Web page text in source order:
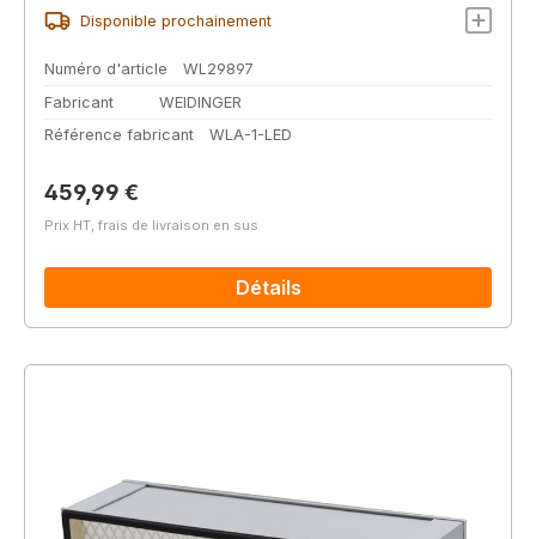
Disponible prochainement
Numéro d'article
WL29897
Fabricant
WEIDINGER
Référence fabricant
WLA-1-LED
Prix régulier :
459,99 €
Prix HT, frais de livraison en sus
Détails